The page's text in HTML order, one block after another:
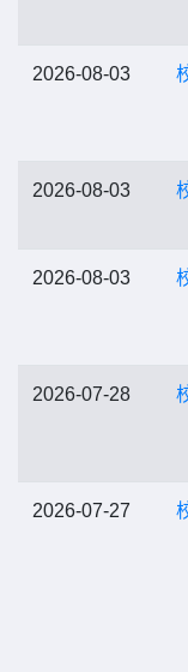
2026-08-03
2026-08-03
2026-08-03
2026-07-28
2026-07-27